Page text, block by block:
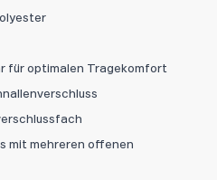
für optimalen Tragekomfort
mit mehreren offenen